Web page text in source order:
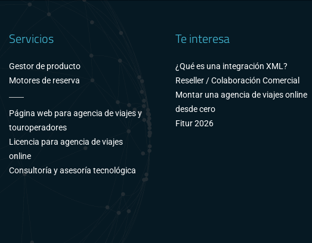
Servicios
Gestor de producto
Motores de reserva
Página web para agencia de viajes y
touroperadores
Licencia para agencia de viajes
online
Consultoría y asesoría tecnológica
Te interesa
¿Qué es una integración XML?
Reseller / Colaboración Comercial
Montar una agencia de viajes online
desde cero
Fitur 2026